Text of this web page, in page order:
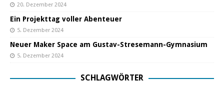
20. Dezember 2024
Ein Projekttag voller Abenteuer
5. Dezember 2024
Neuer Maker Space am Gustav-Stresemann-Gymnasium
5. Dezember 2024
SCHLAGWÖRTER